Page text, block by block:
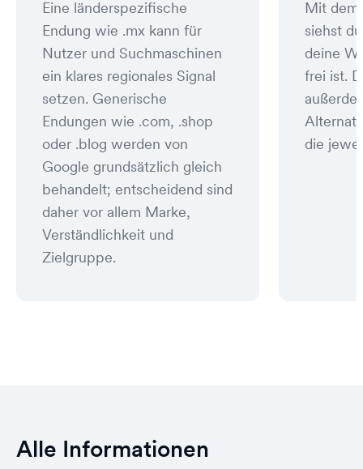
Eine länderspezifische
Endung wie .mx kann für
Nutzer und Suchmaschinen
ein klares regionales Signal
setzen. Generische
Endungen wie .com, .shop
oder .blog werden von
Google grundsätzlich gleich
behandelt; entscheidend sind
daher vor allem Marke,
Verständlichkeit und
Zielgruppe.
Mit dem
siehst
deine
frei ist.
die
Alle Informationen